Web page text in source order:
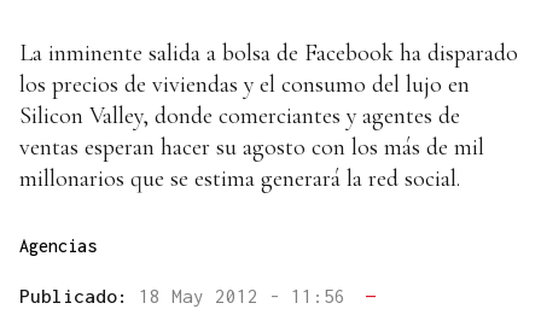
La inminente salida a bolsa de Facebook ha disparado
los precios de viviendas y el consumo del lujo en
Silicon Valley, donde comerciantes y agentes de
ventas esperan hacer su agosto con los más de mil
millonarios que se estima generará la red social.
Agencias
Publicado: 18 May 2012 - 11:56
—